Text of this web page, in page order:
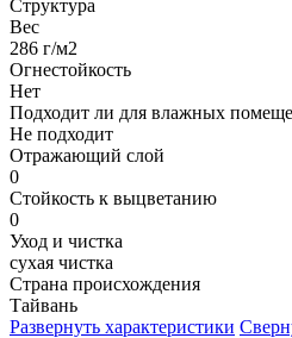
Структура
Вес
286 г/м2
Огнестойкость
Нет
Подходит ли для влажных
Не подходит
Отражающий слой
0
Стойкость к выцветанию
0
Уход и чистка
сухая чистка
Страна происхождения
Тайвань
Развернуть характеристики